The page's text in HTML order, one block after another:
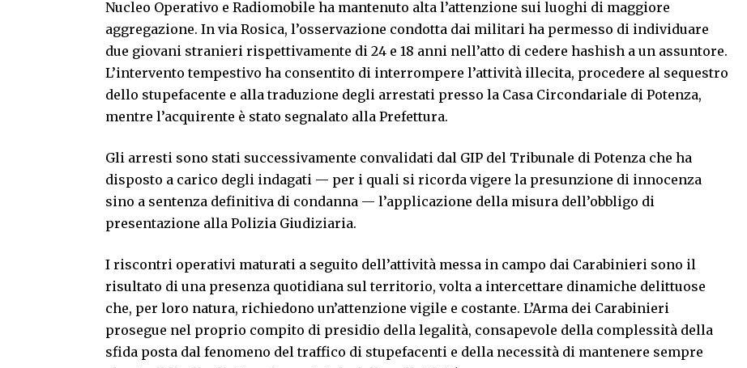
Nucleo Operativo e Radiomobile ha mantenuto alta l’attenzione sui luoghi di maggiore
aggregazione. In via Rosica, l’osservazione condotta dai militari ha permesso di individuare
due giovani stranieri rispettivamente di 24 e 18 anni nell’atto di cedere hashish a un assuntore.
L’intervento tempestivo ha consentito di interrompere l’attività illecita, procedere al sequestro
dello stupefacente e alla traduzione degli arrestati presso la Casa Circondariale di Potenza,
mentre l’acquirente è stato segnalato alla Prefettura.
Gli arresti sono stati successivamente convalidati dal GIP del Tribunale di Potenza che ha
disposto a carico degli indagati — per i quali si ricorda vigere la presunzione di innocenza
sino a sentenza definitiva di condanna — l’applicazione della misura dell’obbligo di
presentazione alla Polizia Giudiziaria.
I riscontri operativi maturati a seguito dell’attività messa in campo dai Carabinieri sono il
risultato di una presenza quotidiana sul territorio, volta a intercettare dinamiche delittuose
che, per loro natura, richiedono un’attenzione vigile e costante. L’Arma dei Carabinieri
prosegue nel proprio compito di presidio della legalità, consapevole della complessità della
sfida posta dal fenomeno del traffico di stupefacenti e della necessità di mantenere sempre